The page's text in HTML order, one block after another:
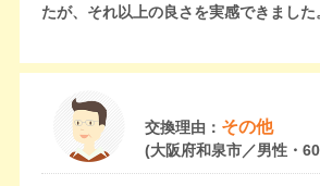
たが、それ以上の良さを実感できました
交換理由： その他
(大阪府和泉市／男性・